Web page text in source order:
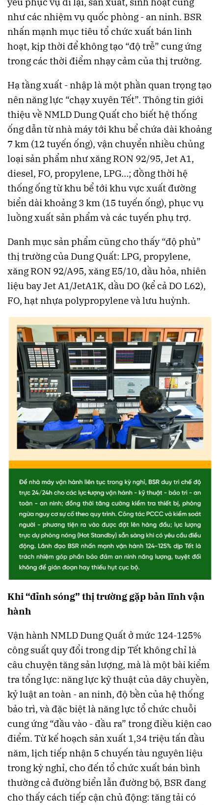
như các nhiệm vụ quốc phòng - an ninh. BSR
nhấn mạnh mục tiêu tổ chức xuất bán linh
hoạt, kịp thời để không tạo “độ trễ” cung ứng
trong các thời điểm nhạy cảm của thị trường.
Hạ tầng xuất - nhập là một phần quan trọng tạo
nên năng lực “chạy xuyên Tết”. Thông tin giới
thiệu về NMLD Dung Quất cho biết hệ thống
ống dẫn từ nhà máy tới khu bể chứa dài khoảng
7 km (12 tuyến ống), vận chuyển nhiều chủng
loại sản phẩm như xăng RON 92/95, Jet A1,
diesel, FO, propylene, LPG…; đồng thời hệ
thống ống từ khu bể tới khu vực xuất đường
biển dài khoảng 3 km (15 tuyến ống), phục vụ
luồng xuất sản phẩm và các tuyến phụ trợ.
Danh mục sản phẩm cũng cho thấy “độ phủ”
thị trường của Dung Quất: LPG, propylene,
xăng RON 92/A95, xăng E5/10, dầu hỏa, nhiên
liệu bay Jet A1/JetA1K, dầu DO (kể cả DO L62),
FO, hạt nhựa polypropylene và lưu huỳnh.
Khi “đỉnh sóng” thị trường gặp bản lĩnh vận
hành
Vận hành NMLD Dung Quất ở mức 124-125%
công suất quy đổi trong dịp Tết không chỉ là
câu chuyện tăng sản lượng, mà là một bài kiểm
tra tổng lực: năng lực kỹ thuật của dây chuyền,
kỷ luật an toàn - an ninh, độ bền của hệ thống
bảo trì, và đặc biệt là năng lực tổ chức chuỗi
cung ứng “đầu vào - đầu ra” trong điều kiện cao
điểm. Từ kế hoạch sản xuất 1,34 triệu tấn đầu
năm, lịch tiếp nhận 5 chuyến tàu nguyên liệu
trong kỳ nghỉ, cho đến tổ chức xuất bán bình
thường cả đường biển lẫn đường bộ, BSR đang
cho thấy cách tiếp cận chủ động: tăng tải có